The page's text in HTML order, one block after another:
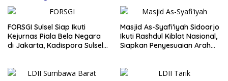
FORSGI Sulsel Siap Ikuti
Kejurnas Piala Bela Negara
di Jakarta, Kadispora Sulsel
Masjid As-Syafi’iyah Sidoarjo
Ikuti Rashdul Kiblat Nasional,
Siapkan Penyesuaian Arah